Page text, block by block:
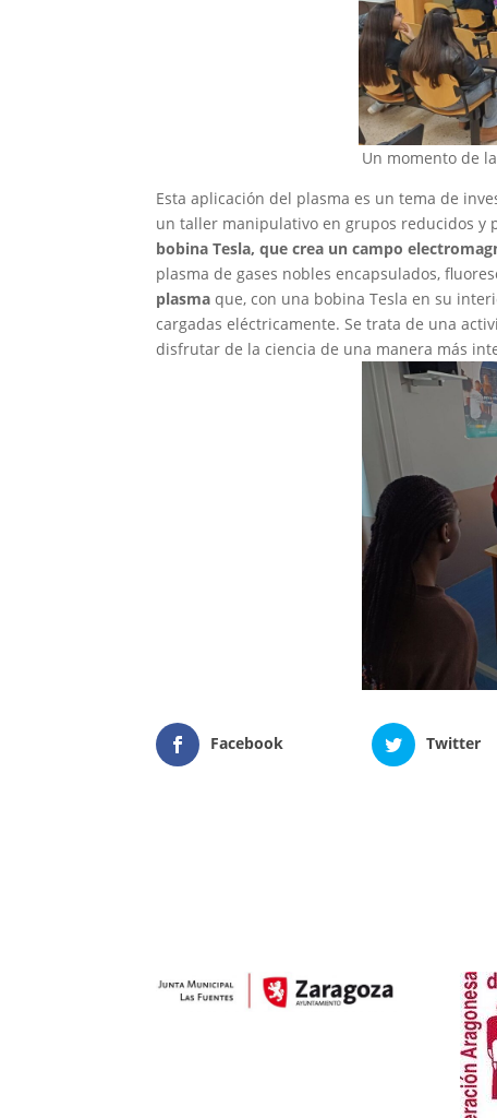
Un momento de
Esta aplicación del plasma es un tema de
un taller manipulativo en grupos reducidos y
bobina Tesla, que crea un campo
plasma de gases nobles encapsulados,
plasma que, con una bobina Tesla en su
cargadas eléctricamente. Se trata de una
disfrutar de la ciencia de una manera más
Facebook Twitter